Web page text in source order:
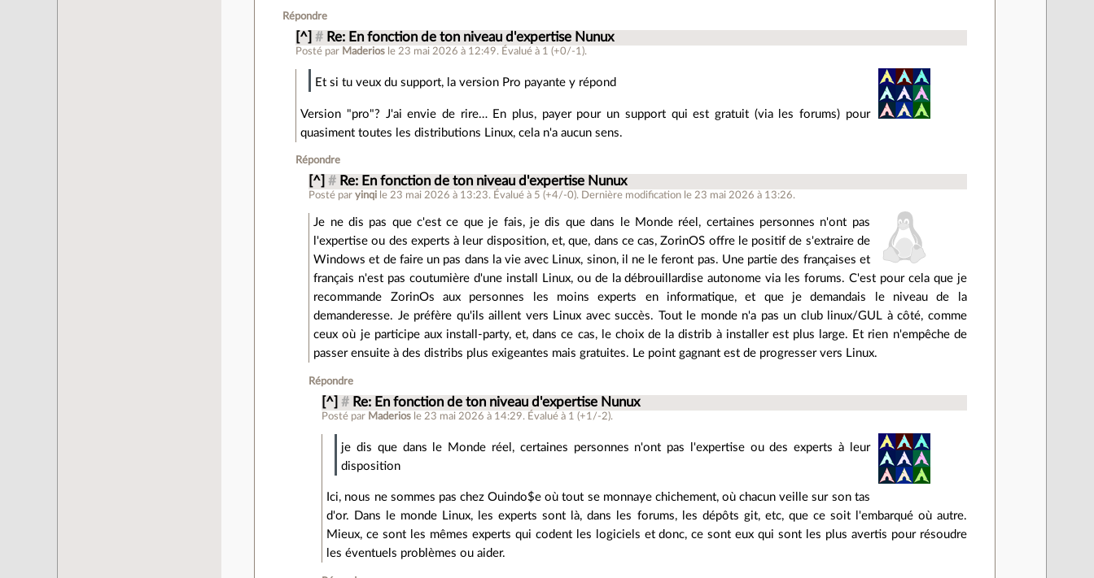
Répondre
[^] # Re: En fonction de ton niveau d'expertise Nunux
Posté par Maderios le 23 mai 2026 à 12:49. Évalué à 1 (+0/-1).
Et si tu veux du support, la version Pro payante y répond
Version "pro"? J'ai envie de rire… En plus, payer pour un support qui est gratuit (via les forums) pour
quasiment toutes les distributions Linux, cela n'a aucun sens.
Répondre
[^] # Re: En fonction de ton niveau d'expertise Nunux
Posté paryinqi le 23 mai 2026 à 13:23. Évalué à 5 (+4/-0). Dernière modification le 23 mai 2026 à 13:26.
Je ne dis pas que c'est ce que je fais, je dis que dans le Monde réel, certaines personnes n'ont pas
l'expertise ou des experts à leur disposition, et, que, dans ce cas, ZorinOS offre le positif de s'extraire de
Windows et de faire un pas dans la vie avec Linux, sinon, il ne le feront pas. Une partie des françaises et
français n'est pas coutumière d'une install Linux, ou de la débrouillardise autonome via les forums. C'est pour cela que je
recommande ZorinOs aux personnes les moins experts en informatique, et que je demandais le niveau de la
demanderesse. Je préfère qu'ils aillent vers Linux avec succès. Tout le monde n'a pas un club linux/GUL à côté, comme
ceux où je participe aux install-party, et, dans ce cas, le choix de la distrib à installer est plus large. Et rien n'empêche de
passer ensuite à des distribs plus exigeantes mais gratuites. Le point gagnant est de progresser vers Linux.
Répondre
[^] # Re: En fonction de ton niveau d'expertise Nunux
Posté par Maderios le 23 mai 2026 à 14:29. Évalué à 1 (+1/-2).
je dis que dans le Monde réel, certaines personnes n'ont pas l'expertise ou des experts à leur
disposition
Ici, nous ne sommes pas chez Ouindo$e où tout se monnaye chichement, où chacun veille sur son tas
d'or. Dans le monde Linux, les experts sont là, dans les forums, les dépôts git, etc, que ce soit l'embarqué où autre.
Mieux, ce sont les mêmes experts qui codent les logiciels et donc, ce sont eux qui sont les plus avertis pour résoudre
les éventuels problèmes ou aider.